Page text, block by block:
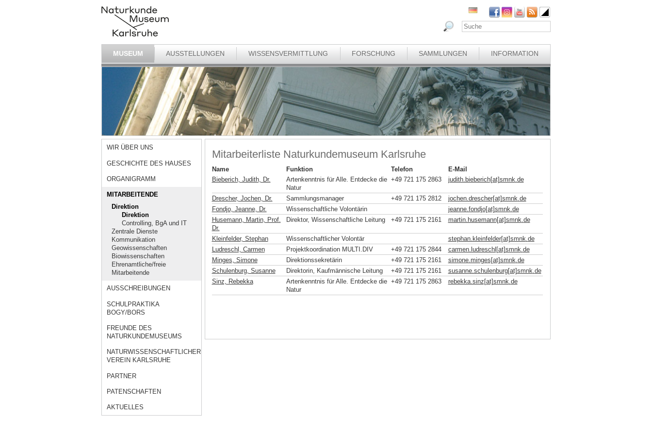
MUSEUM AUSSTELLUNGEN WISSENSVERMITTLUNG FORSCHUNG SAMMLUNGEN INFORMATION
WIR ÜBER UNS
GESCHICHTE DES HAUSES
ORGANIGRAMM
MITARBEITENDE
Direktion
Direktion
Controlling, BgA und IT
Zentrale Dienste
Kommunikation
Geowissenschaften
Biowissenschaften
Ehrenamtliche/freie
Mitarbeitende
AUSSCHREIBUNGEN
SCHULPRAKTIKA
BOGY/BORS
FREUNDE DES
NATURKUNDEMUSEUMS
NATURWISSENSCHAFTLICHER
VEREIN KARLSRUHE
PARTNER
PATENSCHAFTEN
AKTUELLES
Mitarbeiterliste Naturkundemuseum Karlsruhe
Name Funktion Telefon
E-Mail
Bieberich, Judith, Dr.
Artenkenntnis für Alle. Entdecke die
Natur
+49 721 175 2863 judith.bieberich[at]smnk.de
Drescher, Jochen, Dr. Sammlungsmanager +49 721 175 2812 jochen.drescher[at]smnk.de
Fondjo, Jeanne, Dr.
Wissenschaftliche Volontärin jeanne.fondjo[at]smnk.de
Husemann, Martin, Prof.
Dr.
Direktor, Wissenschaftliche Leitung +49 721 175 2161 martin.husemann[at]smnk.de
Kleinfelder, Stephan Wissenschaftlicher Volontär stephan.kleinfelder[at]smnk.de
Ludreschl, Carmen
Projektkoordination MULTI.DIV +49 721 175 2844 carmen.ludreschl[at]smnk.de
Minges, Simone
Direktionssekretärin +49 721 175 2161 simone.minges[at]smnk.de
Schulenburg, Susanne
Direktorin, Kaufmännische Leitung +49 721 175 2161 susanne.schulenburg[at]smnk.de
Sinz, Rebekka
Artenkenntnis für Alle. Entdecke die
Natur
+49 721 175 2863 rebekka.sinz[at]smnk.de